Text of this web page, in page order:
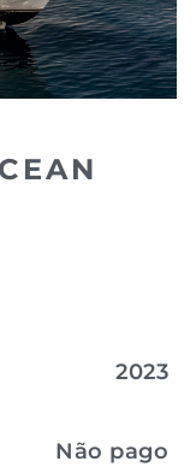
2023
Não pago